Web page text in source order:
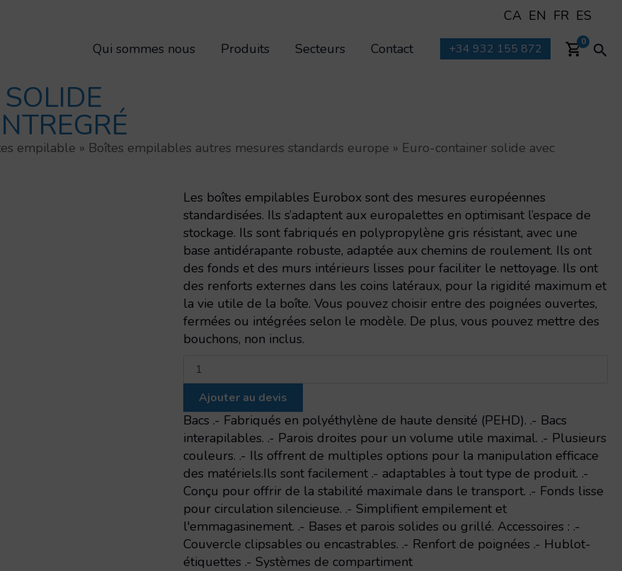
CA EN FR ES
Qui sommes nous
Produits Secteurs Contact +34 932 155 872 0
empilable » Boîtes empilables autres mesures standards europe » Euro-container solide avec
Les boîtes empilables Eurobox sont des mesures européennes
standardisées. Ils s’adaptent aux europalettes en optimisant l’espace de
stockage. Ils sont fabriqués en polypropylène gris résistant, avec une
base antidérapante robuste, adaptée aux chemins de roulement. Ils ont
des fonds et des murs intérieurs lisses pour faciliter le nettoyage. Ils ont
des renforts externes dans les coins latéraux, pour la rigidité maximum et
la vie utile de la boîte. Vous pouvez choisir entre des poignées ouvertes,
fermées ou intégrées selon le modèle. De plus, vous pouvez mettre des
bouchons, non inclus.
container
solide
avec
etiquetier
intregré
Ajouter au devis
Bacs .- Fabriqués en polyéthylène de haute densité (PEHD). .- Bacs
interapilables. .- Parois droites pour un volume utile maximal. .- Plusieurs
couleurs. .- Ils offrent de multiples options pour la manipulation efficace
des matériels.Ils sont facilement .- adaptables à tout type de produit. .-
Conçu pour offrir de la stabilité maximale dans le transport. .- Fonds lisse
pour circulation silencieuse. .- Simplifient empilement et
l'emmagasinement. .- Bases et parois solides ou grillé. Accessoires : .-
Couvercle clipsables ou encastrables. .- Renfort de poignées .- Hublot-
étiquettes .- Systèmes de compartiment